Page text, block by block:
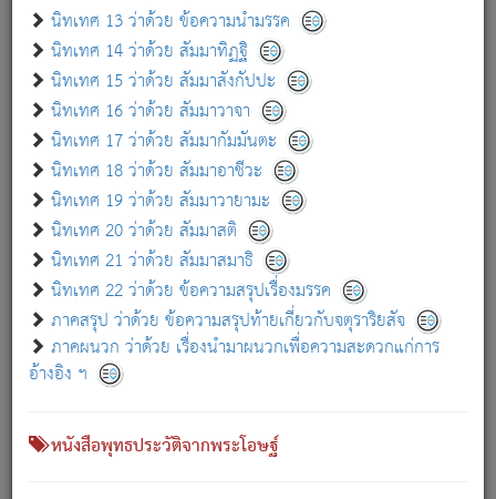
นิทเทศ 13 ว่าด้วย ข้อความนำมรรค
นิทเทศ 14 ว่าด้วย สัมมาทิฏฐิ
นิทเทศ 15 ว่าด้วย สัมมาสังกัปปะ
นิทเทศ 16 ว่าด้วย สัมมาวาจา
นิทเทศ 17 ว่าด้วย สัมมากัมมันตะ
นิทเทศ 18 ว่าด้วย สัมมาอาชีวะ
นิทเทศ 19 ว่าด้วย สัมมาวายามะ
นิทเทศ 20 ว่าด้วย สัมมาสติ
นิทเทศ 21 ว่าด้วย สัมมาสมาธิ
นิทเทศ 22 ว่าด้วย ข้อความสรุปเรื่องมรรค
ภาคสรุป ว่าด้วย ข้อความสรุปท้ายเกี่ยวกับจตุราริยสัจ
ภาคผนวก ว่าด้วย เรื่องนำมาผนวกเพื่อความสะดวกแก่การ
อ้างอิง ฯ
หนังสือพุทธประวัติจากพระโอษฐ์
เกี่ยวกับธรรมโฆษณ์ออนไลน์ (Disclaimer)
แม้ระบบ "ธรรมโฆษณ์ออนไลน์" พยายามปรับปรุงข้อมูลให้ถูกต้องมากที่สุด
ผู้ศึกษาก็พึงตรวจสอบกับตัวเล่มหนังสือต้นฉบับ ที่มีการพิมพ์ครั้งล่าสุด
ก่อนนำข้อมูลไปใช้ในการอ้างอิง"
เกี่ยวกับอัตถจารี|เกี่ยวกับการพัฒนา|แจ้งข้อผิดพลาด / แนะนำ
หนังสือที่เกี่ยวข้อง